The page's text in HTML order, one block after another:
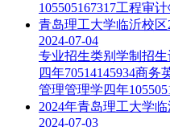
105505167317工程审
青岛理工大学临沂校
2024-07-04
专业招生类别学制招生
四年70514145934商
管理管理学四年
2024年青岛理工大学
2024-07-03